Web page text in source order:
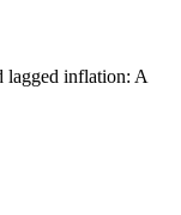
lagged inflation: A